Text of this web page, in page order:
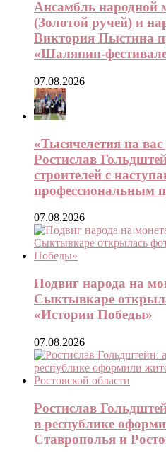
Ансамбль народной
(Золотой ручей) и
Виктория Пыстина
«Шаляпин-
07.08.2026
«Тысячелетия на
Ростислав
строителей с
профессиональным
07.08.2026
Подвиг народа на
Сыктывкаре
«Истории Победы»
07.08.2026
Ростислав
в республике
Ставрополья и